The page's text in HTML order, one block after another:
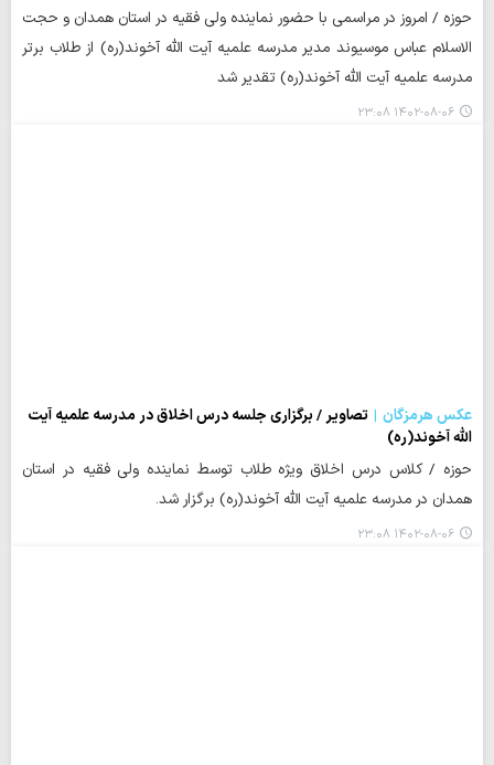
حوزه / امروز در مراسمی با حضور نماینده ولی فقیه در استان همدان و حجت
الاسلام عباس موسیوند مدیر مدرسه علمیه آیت الله آخوند(ره) از طلاب برتر
مدرسه علمیه آیت الله آخوند(ره) تقدیر شد
۱۴۰۲-۰۸-۰۶ ۲۳:۰۸
عکس هرمزگان
تصاویر / برگزاری جلسه درس اخلاق در مدرسه علمیه آیت
الله آخوند(ره)
حوزه / کلاس درس اخلاق ویژه طلاب توسط نماینده ولی فقیه در استان
همدان در مدرسه علمیه آیت الله آخوند(ره) برگزار شد.
۱۴۰۲-۰۸-۰۶ ۲۳:۰۸